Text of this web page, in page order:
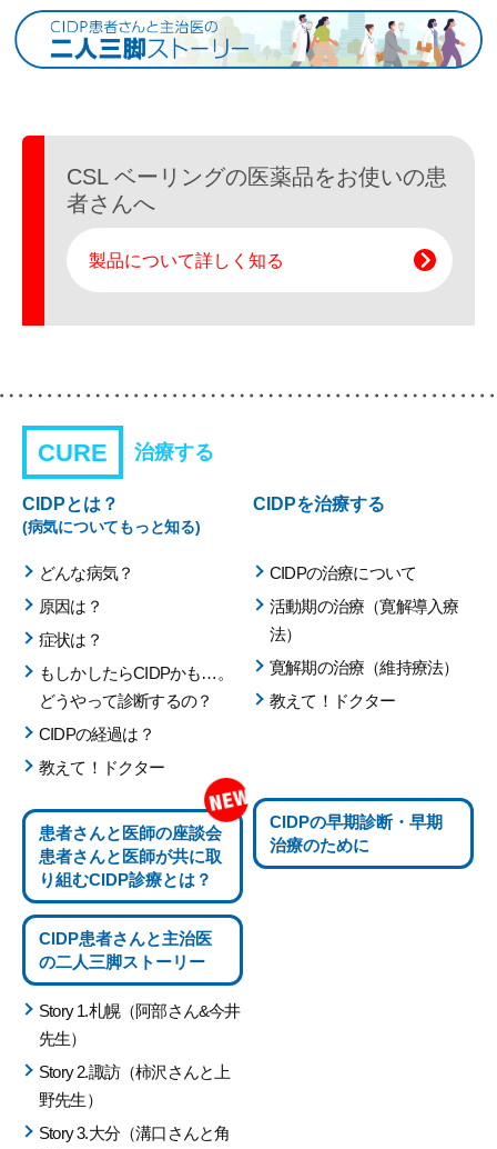
CSL ベーリングの医薬品をお使いの患
者さんへ
製品について詳しく知る
CURE 治療する
CIDPとは？
(病気についてもっと知る)
どんな病気？
原因は？
症状は？
もしかしたらCIDPかも…。
どうやって診断するの？
CIDPの経過は？
教えて！ドクター
CIDPを治療する
CIDPの治療について
活動期の治療（寛解導入療
法）
寛解期の治療（維持療法）
教えて！ドクター
患者さんと医師の座談会
患者さんと医師が共に取
り組むCIDP診療とは？
CIDPの早期診断・早期
治療のために
CIDP患者さんと主治医
の二人三脚ストーリー
Story 1.札幌（阿部さん&今井
先生）
Story 2.諏訪（柿沢さんと上
野先生）
Story 3.大分（溝口さんと角